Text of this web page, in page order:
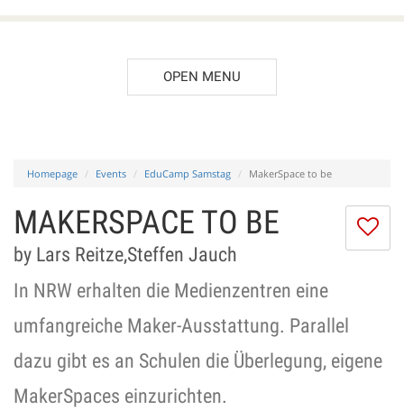
OPEN MENU
Homepage Events EduCamp Samstag MakerSpace to be
I
MAKERSPACE TO BE
by Lars Reitze,Steffen Jauch
In NRW erhalten die Medienzentren eine
umfangreiche Maker-Ausstattung. Parallel
dazu gibt es an Schulen die Überlegung, eigene
MakerSpaces einzurichten.